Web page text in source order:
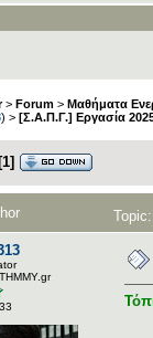
> Forum > Μαθήματα
) > [Σ.Α.Π.Γ.] Εργασία
[1]